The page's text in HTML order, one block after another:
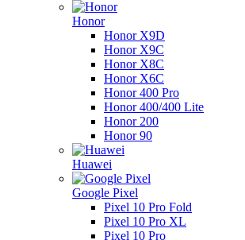
Honor
Honor X9D
Honor X9C
Honor X8C
Honor X6C
Honor 400 Pro
Honor 400/400 Lite
Honor 200
Honor 90
Huawei
Google Pixel
Pixel 10 Pro Fold
Pixel 10 Pro XL
Pixel 10 Pro